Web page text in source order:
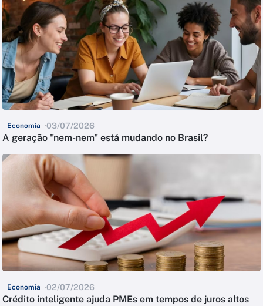
Economia 03/07/2026
A geração "nem-nem" está mudando no Brasil?
Economia 02/07/2026
Crédito inteligente ajuda PMEs em tempos de juros altos